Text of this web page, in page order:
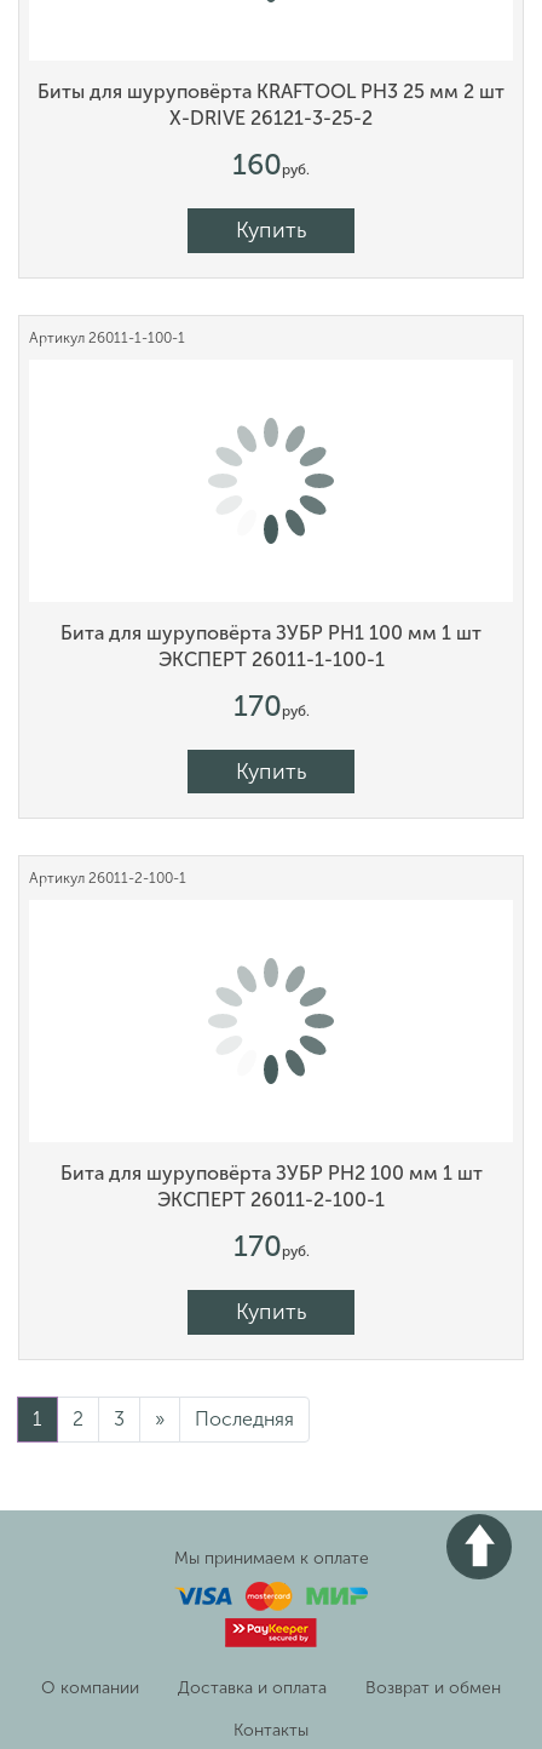
Биты для шуруповёрта KRAFTOOL PH3 25 мм 2 шт
X-DRIVE 26121-3-25-2
160руб.
Купить
Артикул 26011-1-100-1
Бита для шуруповёрта ЗУБР PH1 100 мм 1 шт
ЭКСПЕРТ 26011-1-100-1
170руб.
Купить
Артикул 26011-2-100-1
Бита для шуруповёрта ЗУБР PH2 100 мм 1 шт
ЭКСПЕРТ 26011-2-100-1
170руб.
Купить
1 2 3 » Последняя
Мы принимаем к оплате
О компании Доставка и оплата Возврат и обмен
Контакты